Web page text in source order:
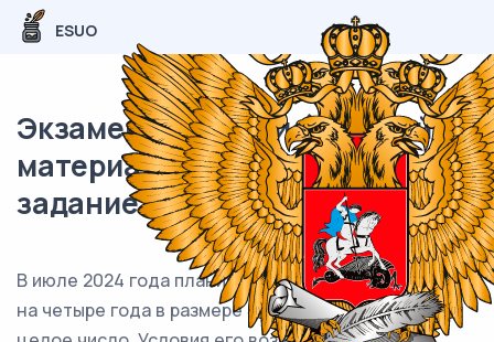
ESUO
Экзаменационный (типовой)
материал ЕГЭ / профиль / 16
задание (24) / 69
В июле 2024 года планируется взять кредит в банке
на четыре года в размере S млн рублей, где S —